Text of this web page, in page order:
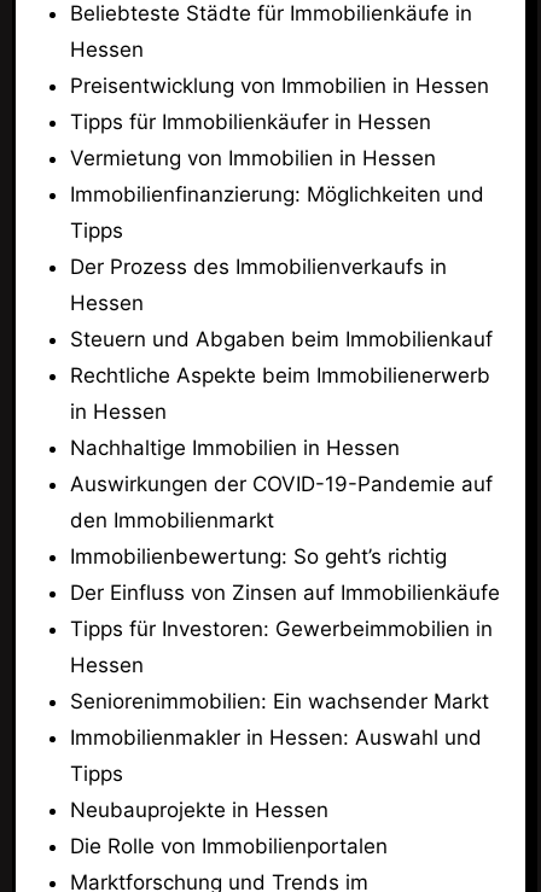
Beliebteste Städte für Immobilienkäufe in
Hessen
Preisentwicklung von Immobilien in Hessen
Tipps für Immobilienkäufer in Hessen
Vermietung von Immobilien in Hessen
Immobilienfinanzierung: Möglichkeiten und
Tipps
Der Prozess des Immobilienverkaufs in
Hessen
Steuern und Abgaben beim Immobilienkauf
Rechtliche Aspekte beim Immobilienerwerb
in Hessen
Nachhaltige Immobilien in Hessen
Auswirkungen der COVID-19-Pandemie auf
den Immobilienmarkt
Immobilienbewertung: So geht’s richtig
Der Einfluss von Zinsen auf Immobilienkäufe
Tipps für Investoren: Gewerbeimmobilien in
Hessen
Seniorenimmobilien: Ein wachsender Markt
Immobilienmakler in Hessen: Auswahl und
Tipps
Neubauprojekte in Hessen
Die Rolle von Immobilienportalen
Marktforschung und Trends im